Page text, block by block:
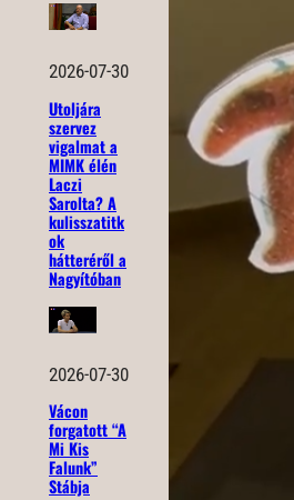
2026-07-30
Utoljára
szervez
vigalmat a
MIMK élén
Laczi
Sarolta? A
kulisszatitk
ok
hátteréről a
Nagyítóban
2026-07-30
Vácon
forgatott “A
Mi Kis
Falunk”
Stábja